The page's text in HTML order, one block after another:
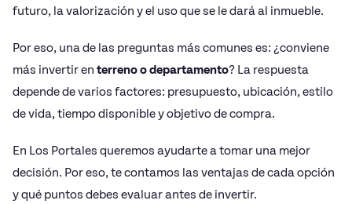
futuro, la valorización y el uso que se le dará al inmueble.
Por eso, una de las preguntas más comunes es: ¿conviene
más invertir en terreno o departamento? La respuesta
depende de varios factores: presupuesto, ubicación, estilo
de vida, tiempo disponible y objetivo de compra.
En Los Portales queremos ayudarte a tomar una mejor
decisión. Por eso, te contamos las ventajas de cada opción
y qué puntos debes evaluar antes de invertir.